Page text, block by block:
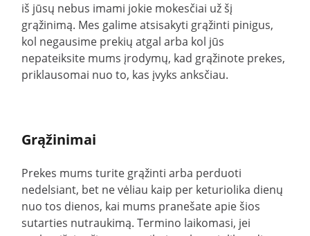
iš jūsų nebus imami jokie mokesčiai už šį
grąžinimą. Mes galime atsisakyti grąžinti pinigus,
kol negausime prekių atgal arba kol jūs
nepateiksite mums įrodymų, kad grąžinote prekes,
priklausomai nuo to, kas įvyks anksčiau.
Grąžinimai
Prekes mums turite grąžinti arba perduoti
nedelsiant, bet ne vėliau kaip per keturiolika dienų
nuo tos dienos, kai mums pranešate apie šios
sutarties nutraukimą. Termino laikomasi, jei